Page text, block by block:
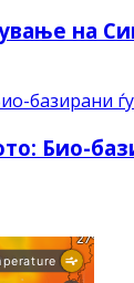
на
Био-